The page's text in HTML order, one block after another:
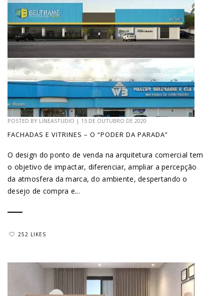
POSTED BY LINEASTUDIO | 15 DE OUTUBRO DE 2020
FACHADAS E VITRINES – O “PODER DA PARADA”
O design do ponto de venda na arquitetura comercial tem
o objetivo de impactar, diferenciar, ampliar a percepção
da atmosfera da marca, do ambiente, despertando o
desejo de compra e...
252 LIKES